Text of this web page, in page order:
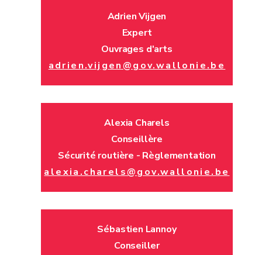
Adrien Vijgen
Expert
Ouvrages d'arts
adrien.vijgen@gov.wallonie.be
Alexia Charels
Conseillère
Sécurité routière - Règlementation
alexia.charels@gov.wallonie.be
Sébastien Lannoy
Conseiller